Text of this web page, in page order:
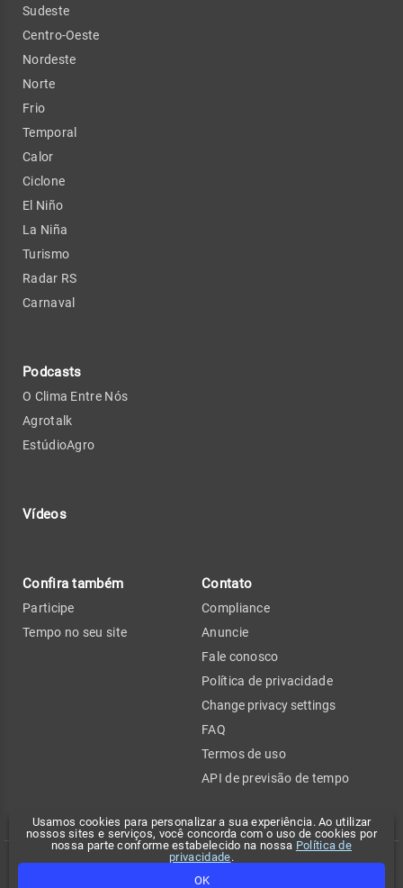
Usamos cookies para personalizar a sua experiência. Ao utilizar
nossos sites e serviços, você concorda com o uso de cookies por
nossa parte conforme estabelecido na nossa Política de
privacidade.
OK
Sudeste
Centro-Oeste
Nordeste
Norte
Frio
Temporal
Calor
Ciclone
El Niño
La Niña
Turismo
Radar RS
Carnaval
Podcasts
O Clima Entre Nós
Agrotalk
EstúdioAgro
Vídeos
Confira também
Participe
Tempo no seu site
Contato
Compliance
Anuncie
Fale conosco
Política de privacidade
Change privacy settings
FAQ
Termos de uso
API de previsão de tempo
Copyright 2026 - Climatempo. Todos os direitos reservados.